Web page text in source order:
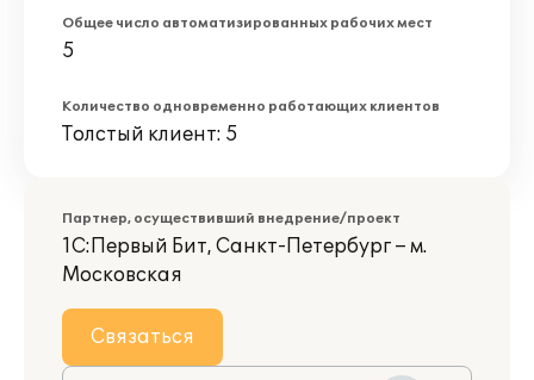
Общее число автоматизированных рабочих мест
5
Количество одновременно работающих клиентов
Толстый клиент: 5
Партнер, осуществивший внедрение/проект
1С:Первый Бит, Санкт-Петербург – м.
Московская
Связаться